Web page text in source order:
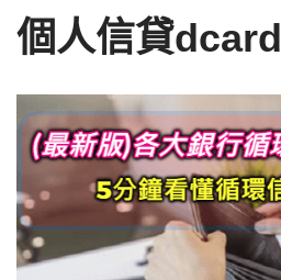
個人信貸dcard